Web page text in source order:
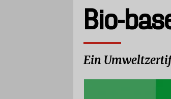
Bio-
Ein